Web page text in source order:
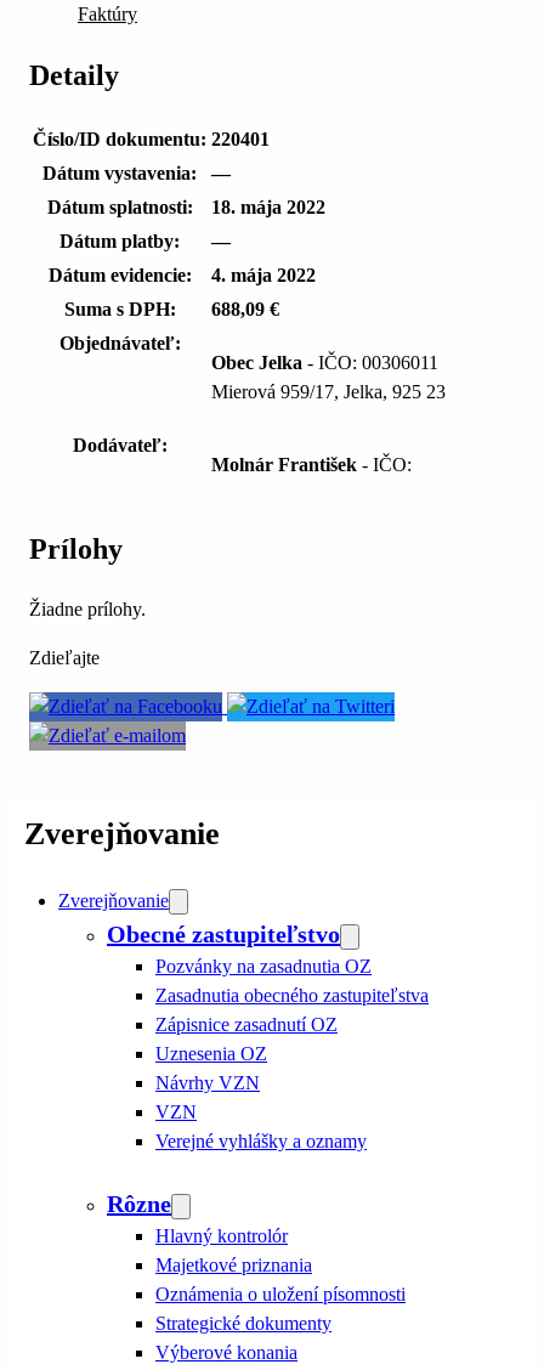
Faktúry
Detaily
Číslo/ID dokumentu: 220401
Dátum vystavenia:
—
Dátum splatnosti:
18. mája 2022
Dátum platby:
—
Dátum evidencie:
4. mája 2022
Suma s DPH:
688,09 €
Objednávateľ:
Obec Jelka - IČO: 00306011
Mierová 959/17, Jelka, 925 23
Dodávateľ:
Molnár František - IČO:
Prílohy
Žiadne prílohy.
Zdieľajte
Zverejňovanie
Zverejňovanie
Obecné zastupiteľstvo
Pozvánky na zasadnutia OZ
Zasadnutia obecného zastupiteľstva
Zápisnice zasadnutí OZ
Uznesenia OZ
Návrhy VZN
VZN
Verejné vyhlášky a oznamy
Rôzne
Hlavný kontrolór
Majetkové priznania
Oznámenia o uložení písomnosti
Strategické dokumenty
Výberové konania